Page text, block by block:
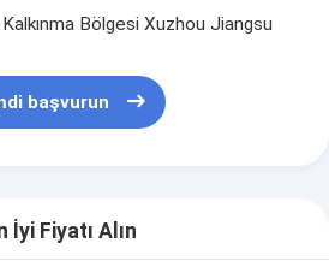
Bölgesi Xuzhou Jiangsu
başvurun
İyi Fiyatı Alın